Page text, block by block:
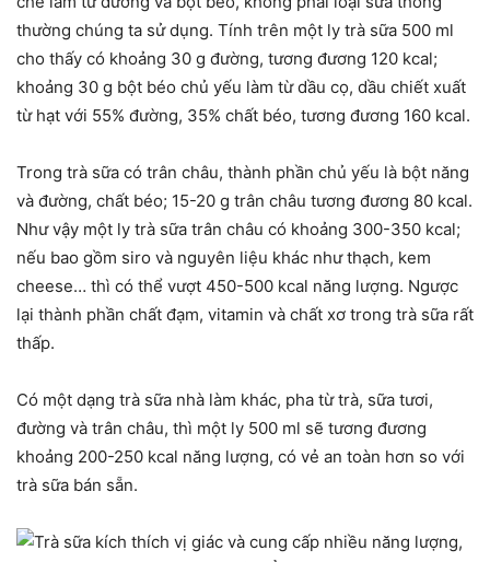
thường chúng ta sử dụng. Tính trên một ly trà sữa 500 ml
cho thấy có khoảng 30 g đường, tương đương 120 kcal;
khoảng 30 g bột béo chủ yếu làm từ dầu cọ, dầu chiết xuất
từ hạt với 55% đường, 35% chất béo, tương đương 160 kcal.
Trong trà sữa có trân châu, thành phần chủ yếu là bột năng
và đường, chất béo; 15-20 g trân châu tương đương 80 kcal.
Như vậy một ly trà sữa trân châu có khoảng 300-350 kcal;
nếu bao gồm siro và nguyên liệu khác như thạch, kem
cheese… thì có thể vượt 450-500 kcal năng lượng. Ngược
lại thành phần chất đạm, vitamin và chất xơ trong trà sữa rất
thấp.
Có một dạng trà sữa nhà làm khác, pha từ trà, sữa tươi,
đường và trân châu, thì một ly 500 ml sẽ tương đương
khoảng 200-250 kcal năng lượng, có vẻ an toàn hơn so với
trà sữa bán sẵn.